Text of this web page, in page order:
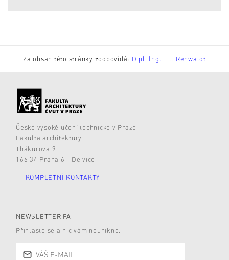
Za obsah této stránky zodpovídá: Dipl. Ing. Till Rehwaldt
České vysoké učení technické v Praze
Fakulta architektury
Thákurova 9
166 34 Praha 6 - Dejvice
KOMPLETNÍ KONTAKTY
NEWSLETTER FA
Přihlaste se a nic vám neunikne.